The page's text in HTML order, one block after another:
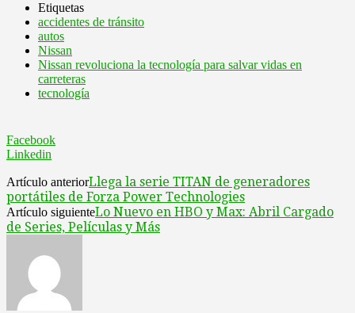
Etiquetas
accidentes de tránsito
autos
Nissan
Nissan revoluciona la tecnología para salvar vidas en
carreteras
tecnología
Facebook
Linkedin
Artículo anteriorLlega la serie TITAN de generadores
portátiles de Forza Power Technologies
Artículo siguienteLo Nuevo en HBO y Max: Abril Cargado
de Series, Películas y Más